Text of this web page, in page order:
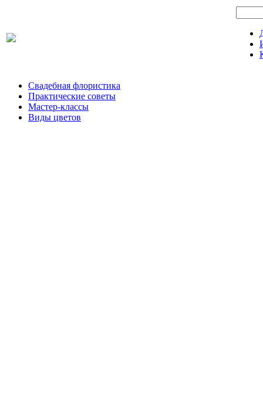
Свадебная флористика
Практические советы
Мастер-классы
Виды цветов